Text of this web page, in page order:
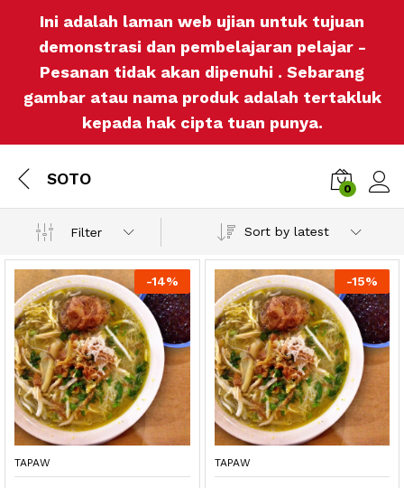
Ini adalah laman web ujian untuk tujuan
demonstrasi dan pembelajaran pelajar -
Pesanan tidak akan dipenuhi . Sebarang
gambar atau nama produk adalah tertakluk
kepada hak cipta tuan punya.
SOTO
0
Filter Sort by latest
-14%
TAPAW
-15%
TAPAW